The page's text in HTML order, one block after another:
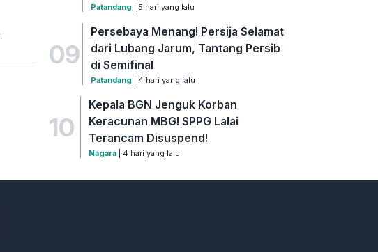
Patandang | 5 hari yang lalu
09
Persebaya Menang! Persija Selamat
dari Lubang Jarum, Tantang Persib
di Semifinal
Patandang | 4 hari yang lalu
10
Kepala BGN Jenguk Korban
Keracunan MBG! SPPG Lalai
Terancam Disuspend!
Nagara | 4 hari yang lalu